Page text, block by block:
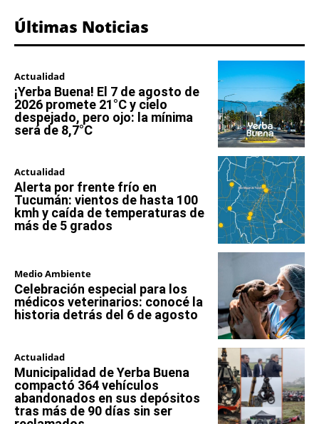
Últimas Noticias
Actualidad
¡Yerba Buena! El 7 de agosto de
2026 promete 21°C y cielo
despejado, pero ojo: la mínima
será de 8,7°C
Actualidad
Alerta por frente frío en
Tucumán: vientos de hasta 100
kmh y caída de temperaturas de
más de 5 grados
Medio Ambiente
Celebración especial para los
médicos veterinarios: conocé la
historia detrás del 6 de agosto
Actualidad
Municipalidad de Yerba Buena
compactó 364 vehículos
abandonados en sus depósitos
tras más de 90 días sin ser